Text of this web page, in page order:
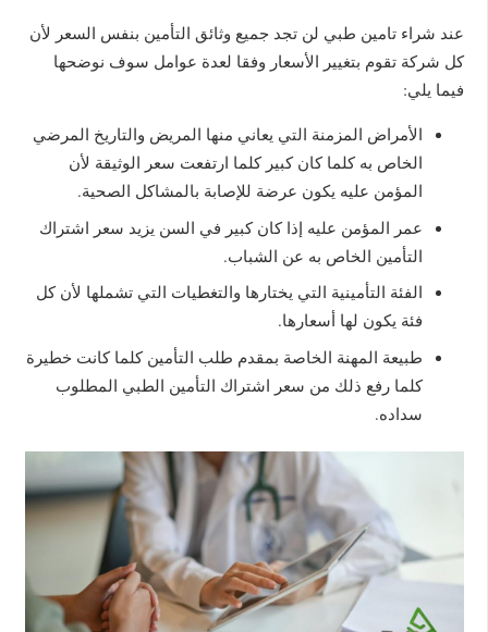
عند شراء تامين طبي لن تجد جميع وثائق التأمين بنفس السعر لأن
كل شركة تقوم بتغيير الأسعار وفقا لعدة عوامل سوف نوضحها
فيما يلي:
الأمراض المزمنة التي يعاني منها المريض والتاريخ المرضي
الخاص به كلما كان كبير كلما ارتفعت سعر الوثيقة لأن
المؤمن عليه يكون عرضة للإصابة بالمشاكل الصحية.
عمر المؤمن عليه إذا كان كبير في السن يزيد سعر اشتراك
التأمين الخاص به عن الشباب.
الفئة التأمينية التي يختارها والتغطيات التي تشملها لأن كل
فئة يكون لها أسعارها.
طبيعة المهنة الخاصة بمقدم طلب التأمين كلما كانت خطيرة
كلما رفع ذلك من سعر اشتراك التأمين الطبي المطلوب
سداده.